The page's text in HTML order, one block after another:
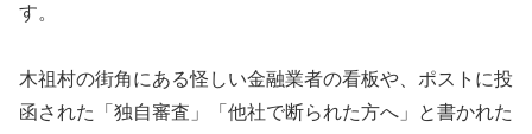
す。
木祖村の街角にある怪しい金融業者の看板や、ポストに投
函された「独自審査」「他社で断られた方へ」と書かれた